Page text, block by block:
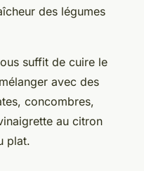
des légumes
suffit de cuire le
avec des
concombres,
au citron
plat.